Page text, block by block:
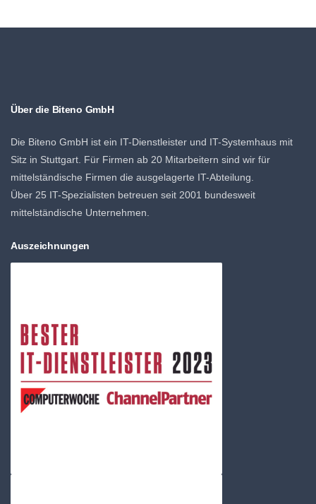
Über die Biteno GmbH
Die Biteno GmbH ist ein IT-Dienstleister und IT-Systemhaus mit
Sitz in Stuttgart. Für Firmen ab 20 Mitarbeitern sind wir für
mittelständische Firmen die ausgelagerte IT-Abteilung.
Über 25 IT-Spezialisten betreuen seit 2001 bundesweit
mittelständische Unternehmen.
Auszeichnungen